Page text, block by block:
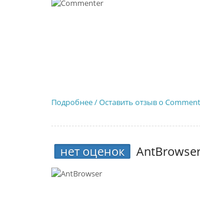
Подробнее / Оставить отзыв о
нет оценок